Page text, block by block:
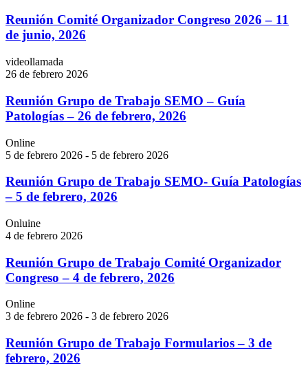
Reunión Comité Organizador Congreso 2026 – 11
de junio, 2026
videollamada
26 de febrero 2026
Reunión Grupo de Trabajo SEMO – Guía
Patologías – 26 de febrero, 2026
Online
5 de febrero 2026 - 5 de febrero 2026
Reunión Grupo de Trabajo SEMO- Guía Patologías
– 5 de febrero, 2026
Onluine
4 de febrero 2026
Reunión Grupo de Trabajo Comité Organizador
Congreso – 4 de febrero, 2026
Online
3 de febrero 2026 - 3 de febrero 2026
Reunión Grupo de Trabajo Formularios – 3 de
febrero, 2026